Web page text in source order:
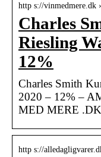
http s://
Charles
Riesling
12%
Charles Smith
2020 – 12% –
MED MERE .DK
http s://